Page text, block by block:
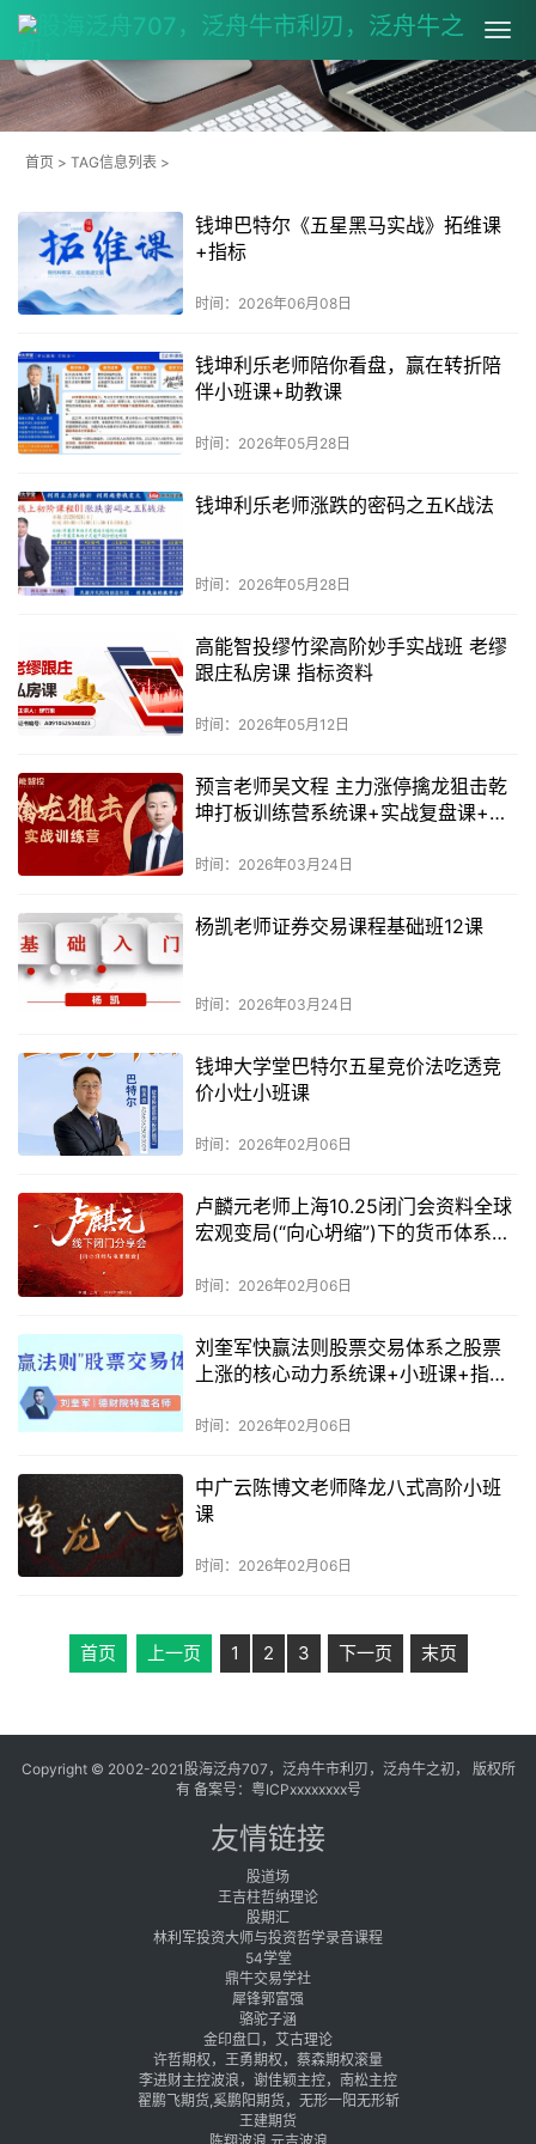
首页 > TAG信息列表 >
钱坤巴特尔《五星黑马实战》拓维课
+指标
时间：2026年06月08日
钱坤利乐老师陪你看盘，赢在转折陪
伴小班课+助教课
时间：2026年05月28日
钱坤利乐老师涨跌的密码之五K战法
时间：2026年05月28日
高能智投缪竹梁高阶妙手实战班 老缪
跟庄私房课 指标资料
时间：2026年05月12日
预言老师吴文程 主力涨停擒龙狙击乾
坤打板训练营系统课+实战复盘课+指
时间：2026年03月24日
杨凯老师证券交易课程基础班12课
时间：2026年03月24日
钱坤大学堂巴特尔五星竞价法吃透竞
价小灶小班课
时间：2026年02月06日
卢麟元老师上海10.25闭门会资料全球
宏观变局(“向心坍缩”)下的货币体系重
时间：2026年02月06日
刘奎军快赢法则股票交易体系之股票
上涨的核心动力系统课+小班课+指标
时间：2026年02月06日
中广云陈博文老师降龙八式高阶小班
课
时间：2026年02月06日
首页 上一页 1 2 3 下一页 末页
Copyright © 2002-2021股海泛舟707，泛舟牛市利刃，泛舟牛之初， 版权所
有 备案号： 粤ICPxxxxxxxx号
友情链接
股道场
王吉柱哲纳理论
股期汇
林利军投资大师与投资哲学录音课程
54学堂
鼎牛交易学社
犀锋郭富强
骆驼子涵
金印盘口，艾古理论
许哲期权，王勇期权，蔡森期权滚量
李进财主控波浪，谢佳颖主控，南松主控
翟鹏飞期货,奚鹏阳期货，无形一阳无形斩
王建期货